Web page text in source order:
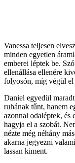
Vanessa teljesen
minden egyetlen
emberei léptek be.
ellenállása ellenére
folyosón, míg végül el
Daniel egyedül
ruhának tűnt, hanem
azonnal odaléptek, és
hagyja el a szobát.
nézte még néhány
akarna jegyezni
lassan kiment.